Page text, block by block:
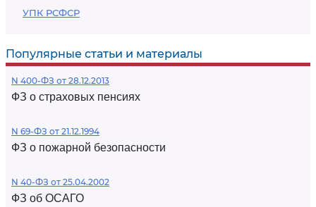
УПК РСФСР
Популярные статьи и материалы
N 400-ФЗ от 28.12.2013
ФЗ о страховых пенсиях
N 69-ФЗ от 21.12.1994
ФЗ о пожарной безопасности
N 40-ФЗ от 25.04.2002
ФЗ об ОСАГО